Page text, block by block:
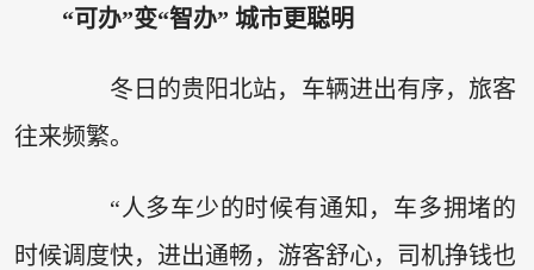
“可办”变“智办” 城市更聪明
冬日的贵阳北站，车辆进出有序，旅客
往来频繁。
“人多车少的时候有通知，车多拥堵的
时候调度快，进出通畅，游客舒心，司机挣钱也